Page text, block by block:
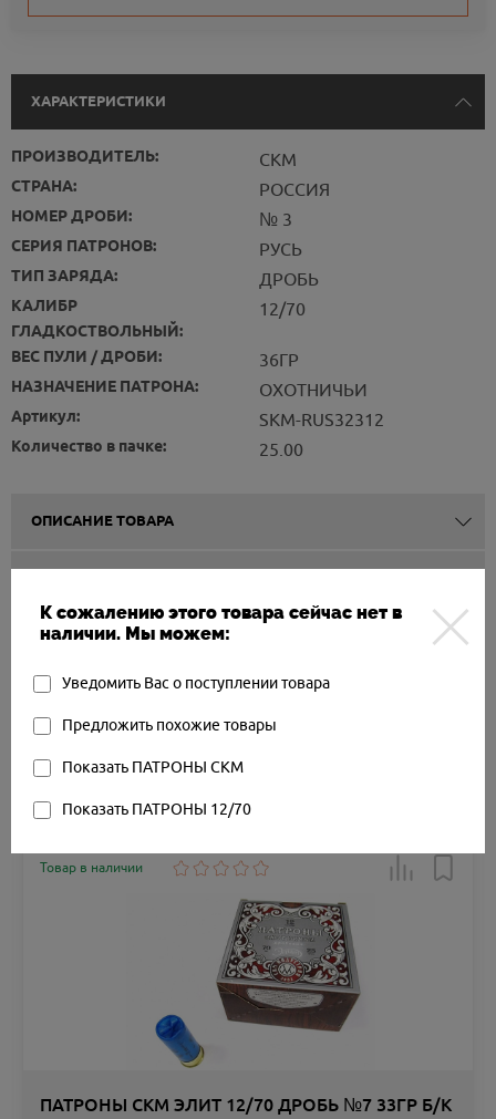
ХАРАКТЕРИСТИКИ
ПРОИЗВОДИТЕЛЬ: СКМ
СТРАНА: РОССИЯ
НОМЕР ДРОБИ: № 3
СЕРИЯ ПАТРОНОВ: РУСЬ
ТИП ЗАРЯДА: ДРОБЬ
КАЛИБР
ГЛАДКОСТВОЛЬНЫЙ:
12/70
ВЕС ПУЛИ / ДРОБИ: 36ГР
НАЗНАЧЕНИЕ ПАТРОНА: ОХОТНИЧЬИ
Артикул: SKM-RUS32312
Количество в пачке: 25.00
ОПИСАНИЕ ТОВАРА
ДОСТАВКА
СПОСОБЫ ОПЛАТЫ
К сожалению этого товара сейчас нет в
наличии. Мы можем:
Уведомить Вас о поступлении товара
Предложить похожие товары
Показать ПАТРОНЫ СКМ
Показать ПАТРОНЫ 12/70
Другие товары
Товар в наличии
ПАТРОНЫ СКМ ЭЛИТ 12/70 ДРОБЬ №7 33ГР Б/К